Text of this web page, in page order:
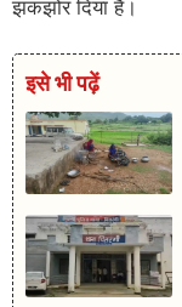
झकझोर दिया है।
इसे भी पढ़ें